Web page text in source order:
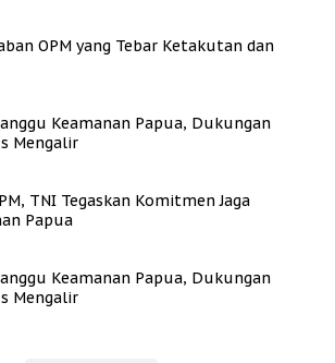
OPM yang Tebar Ketakutan dan
Keamanan Papua, Dukungan
Mengalir
TNI Tegaskan Komitmen Jaga
Papua
Keamanan Papua, Dukungan
Mengalir